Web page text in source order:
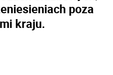
poza
kraju.